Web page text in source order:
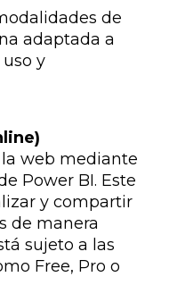
de
adaptada a
y
la web mediante
Power BI. Este
y compartir
de manera
sujeto a las
Free, Pro o